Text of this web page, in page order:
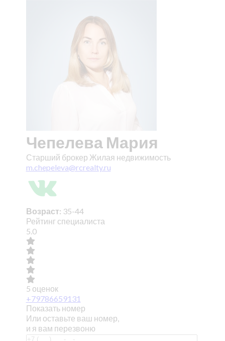
Чепелева Мария
Старший брокер Жилая недвижимость
m.chepeleva@rcrealty.ru
Возраст: 35-44
Рейтинг специалиста
5.0
5 оценок
+79786659131
Показать номер
Или оставьте ваш номер,
и я вам перезвоню